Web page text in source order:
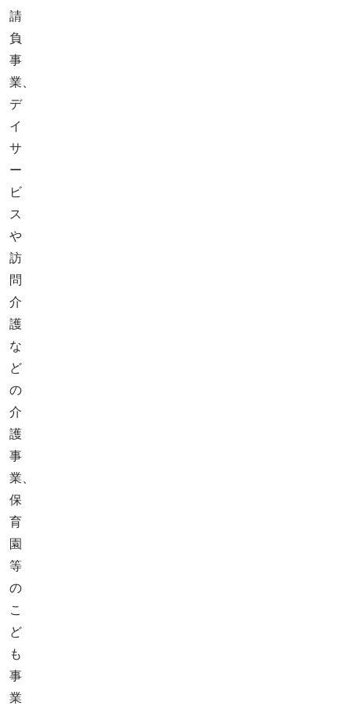
請
負
事
業、
デ
イ
サ
ー
ビ
ス
や
訪
問
介
護
な
ど
の
介
護
事
業、
保
育
園
等
の
こ
ど
も
事
業